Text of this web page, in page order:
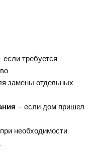
требуется
замены отдельных
– если дом пришел
необходимости